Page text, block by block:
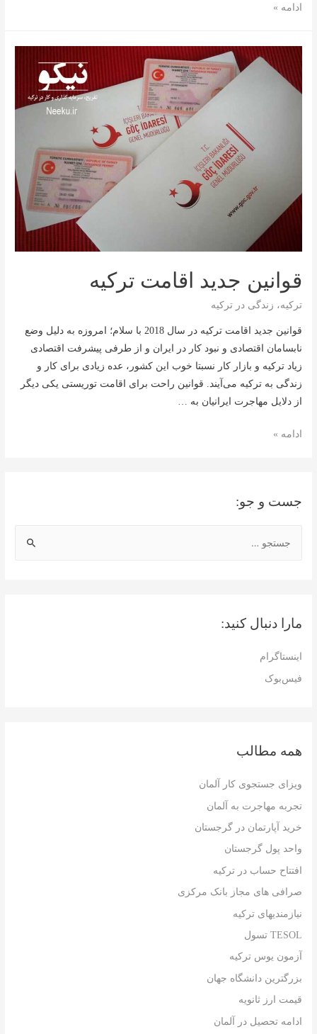
جست و جو:
بمارا دنبال کنید:
اینستاگرام
فیس‌بوک
همه مطالب
ویزای جستجوی کار آلمان
تجربه مهاجرت به آلمان
خرید آپارتمان در گرجستان
واحد پول گرجستان
افتتاح حساب در ترکیه
صرافی های مجاز بانک مرکزی
نیازمندیهای ترکیه
TESOL تسول
آزمون یوس ترکیه
بزرگترین دانشگاه جهان
قیمت ارز ثانویه
ادامه تحصیل در آلمان
کار
ادامه »
قوانین جدید اقامت ترکیه
ترکیه، زندگی در ترکیه
قوانین جدید اقامت ترکیه در سال 2018 با سلام؛ امروزه به دلیل وضع
نابسامان اقتصادی و نبود کار در ایران و از طرفی پیشرفت اقتصادی
زیاد ترکیه و بازار کار نسبتا خوب این کشور، عده زیادی برای کار و
زندگی به ترکیه می‌آیند. قوانین راحت برای اقامت توریستی یکی دیگر
از دلایل مهاجرت ایرانیان به …
قوانین
ادامه »